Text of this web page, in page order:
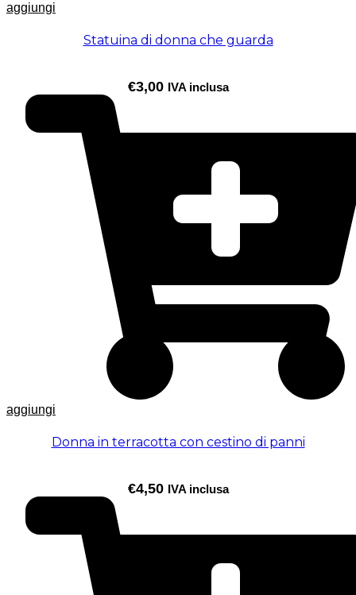
aggiungi
Statuina di donna che guarda
€3,00 IVA inclusa
aggiungi
Donna in terracotta con cestino di panni
€4,50 IVA inclusa